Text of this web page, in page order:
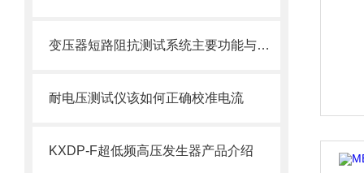
变压器短路阻抗测试系统主要功能与特点
耐电压测试仪该如何正确校准电流
KXDP-F超低频高压发生器产品介绍